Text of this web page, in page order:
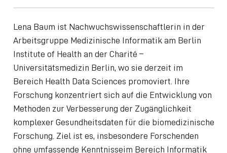
Lena Baum ist Nachwuchswissenschaftlerin in der
Arbeitsgruppe Medizinische Informatik am Berlin
Institute of Health an der Charité –
Universitätsmedizin Berlin, wo sie derzeit im
Bereich Health Data Sciences promoviert. Ihre
Forschung konzentriert sich auf die Entwicklung von
Methoden zur Verbesserung der Zugänglichkeit
komplexer Gesundheitsdaten für die biomedizinische
Forschung. Ziel ist es, insbesondere Forschenden
ohne umfassende Kenntnisseim Bereich Informatik